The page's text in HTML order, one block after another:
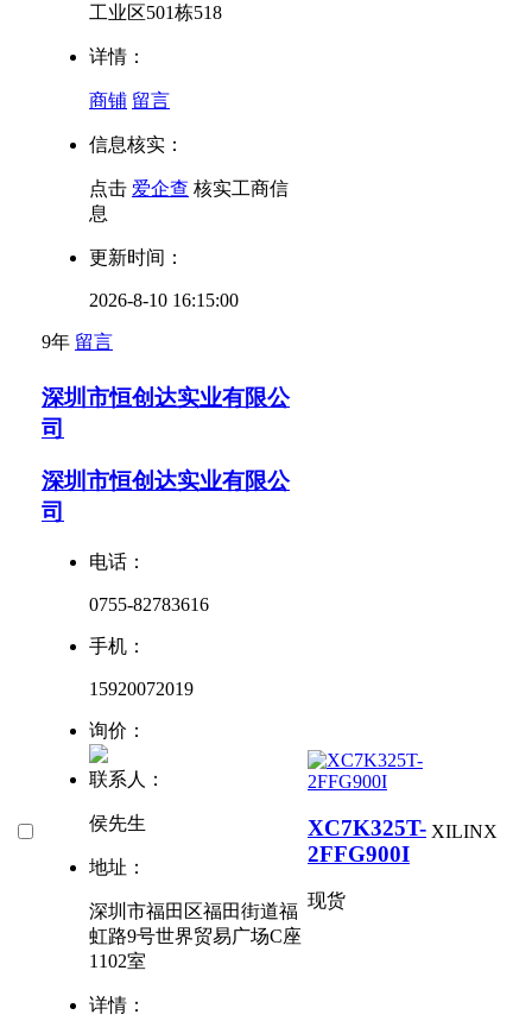
工业区501栋518
详情：
商铺 留言
信息核实：
点击 爱企查 核实工商信
息
更新时间：
2026-8-10 16:15:00
9年 留言
深圳市恒创达实业有限公
司
深圳市恒创达实业有限公
司
电话：
0755-82783616
手机：
15920072019
询价：
联系人：
侯先生
地址：
深圳市福田区福田街道福
虹路9号世界贸易广场C座
1102室
详情：
XC7K325T-
2FFG900I
现货
XILINX